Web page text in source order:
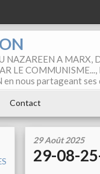
NAZAREEN A
LE
en nous partageant
Contact
29 Août 2025
29-08-